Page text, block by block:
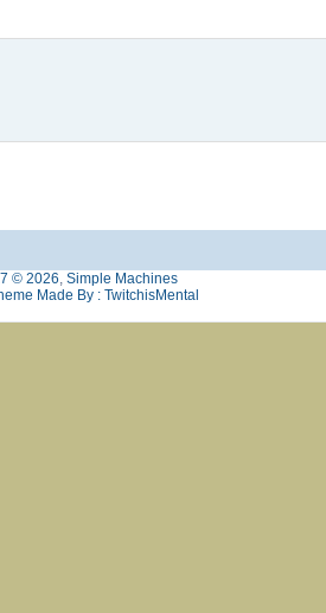
© 2026, Simple Machines
Made By : TwitchisMental